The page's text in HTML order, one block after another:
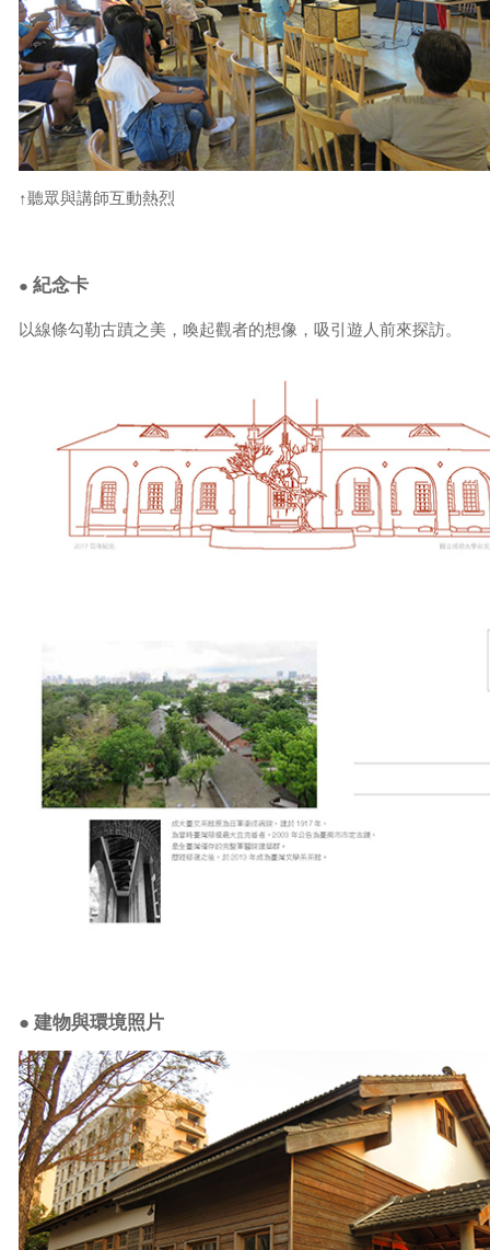
↑聽眾與講師互動熱烈
● 紀念卡
以線條勾勒古蹟之美，喚起觀者的想像，吸引遊人前來探訪。
● 建物與環境照片